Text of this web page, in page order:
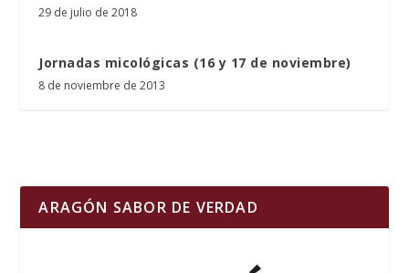
29 de julio de 2018
Jornadas micológicas (16 y 17 de noviembre)
8 de noviembre de 2013
ARAGÓN SABOR DE VERDAD